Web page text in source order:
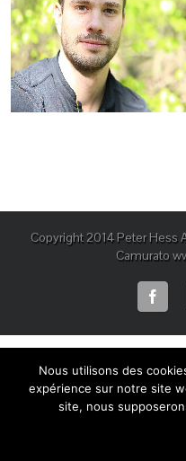
Copyright 2014 Peter Hess
Camurato
Nous utilisons des
expérience sur notre site
site, nous